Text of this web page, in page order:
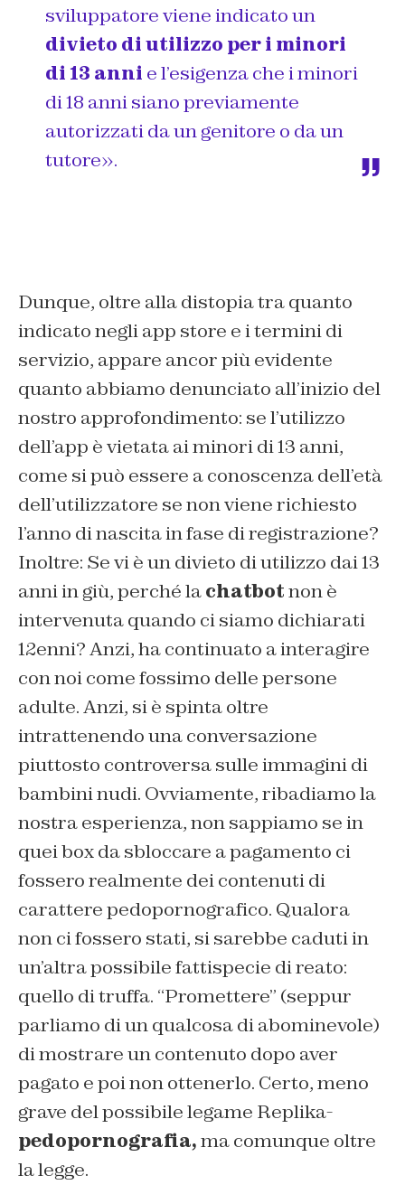
sviluppatore viene indicato un
divieto di utilizzo per i minori
di 13 anni e l’esigenza che i minori
di 18 anni siano previamente
autorizzati da un genitore o da un
tutore».
Dunque, oltre alla distopia tra quanto
indicato negli app store e i termini di
servizio, appare ancor più evidente
quanto abbiamo denunciato all’inizio del
nostro approfondimento: se l’utilizzo
dell’app è vietata ai minori di 13 anni,
come si può essere a conoscenza dell’età
dell’utilizzatore se non viene richiesto
l’anno di nascita in fase di registrazione?
Inoltre: Se vi è un divieto di utilizzo dai 13
anni in giù, perché lachatbotnon è
intervenuta quando ci siamo dichiarati
12enni? Anzi, ha continuato a interagire
con noi come fossimo delle persone
adulte. Anzi, si è spinta oltre
intrattenendo una conversazione
piuttosto controversa sulle immagini di
bambini nudi. Ovviamente, ribadiamo la
nostra esperienza, non sappiamo se in
quei box da sbloccare a pagamento ci
fossero realmente dei contenuti di
carattere pedopornografico. Qualora
non ci fossero stati, si sarebbe caduti in
un’altra possibile fattispecie di reato:
quello di truffa. “Promettere” (seppur
parliamo di un qualcosa di abominevole)
di mostrare un contenuto dopo aver
pagato e poi non ottenerlo. Certo, meno
grave del possibile legame Replika-
pedopornografia,ma comunque oltre
la legge.